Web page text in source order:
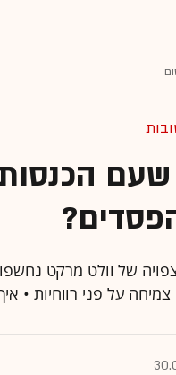
של וולט מרקט
על פני רווחיות